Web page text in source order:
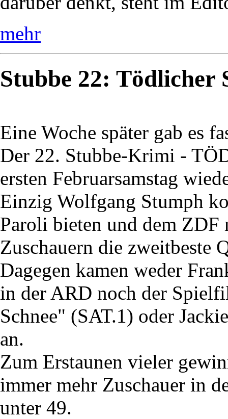
mehr
Stubbe 22: Tödlicher
Eine Woche später gab es
Der 22. Stubbe-Krimi -
ersten Februarsamstag
Einzig Wolfgang Stumph
Paroli bieten und dem
Zuschauern die zweitbeste
Dagegen kamen weder
in der ARD noch der
Schnee" (SAT.1) oder
an.
Zum Erstaunen vieler
immer mehr Zuschauer in
unter 49.